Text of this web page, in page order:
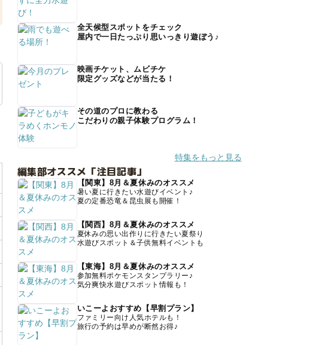
全天候型スポットをチェック
屋内で一日たっぷり思いっきり遊ぼう♪
映画チケット、ムビチケ
限定グッズなどが当たる！
その道のプロに教わる
こだわりの親子体験プログラム！
特集をもっと見る
編集部オススメ「注目記事」
【関東】8月＆夏休みのオススメ
暑い夏に行きたい水遊びイベント♪
夏の定番恐竜＆昆虫展も開催！
【関西】8月＆夏休みのオススメ
夏休みの思い出作りに行きたい夏祭り
水遊びスポット＆子供無料イベントも
【東海】8月＆夏休みのオススメ
参加無料ポケモンスタンプラリー♪
気分爽快水遊びスポット情報も！
いこーよおすすめ【早割プラン】
ファミリー向け人気ホテルも！
旅行の予約は早めが断然お得♪